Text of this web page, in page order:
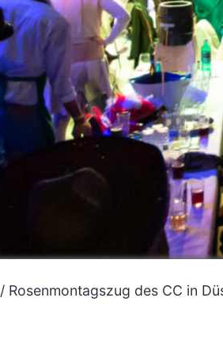
/ Rosenmontagszug des CC in